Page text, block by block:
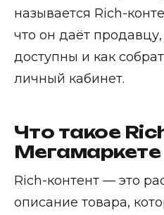
называется Rich-
что он даёт
доступны и как
личный кабинет.
Что такое
Мегамаркете
Rich-контент — это
описание товара,